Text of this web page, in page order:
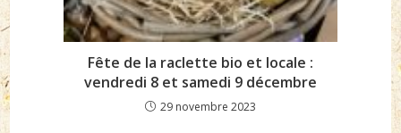
Fête de la raclette bio et locale :
vendredi 8 et samedi 9 décembre
29 novembre 2023